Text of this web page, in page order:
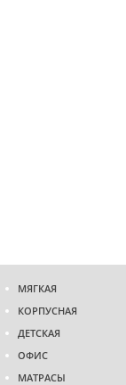
МЯГКАЯ
КОРПУСНАЯ
ДЕТСКАЯ
ОФИС
МАТРАСЫ